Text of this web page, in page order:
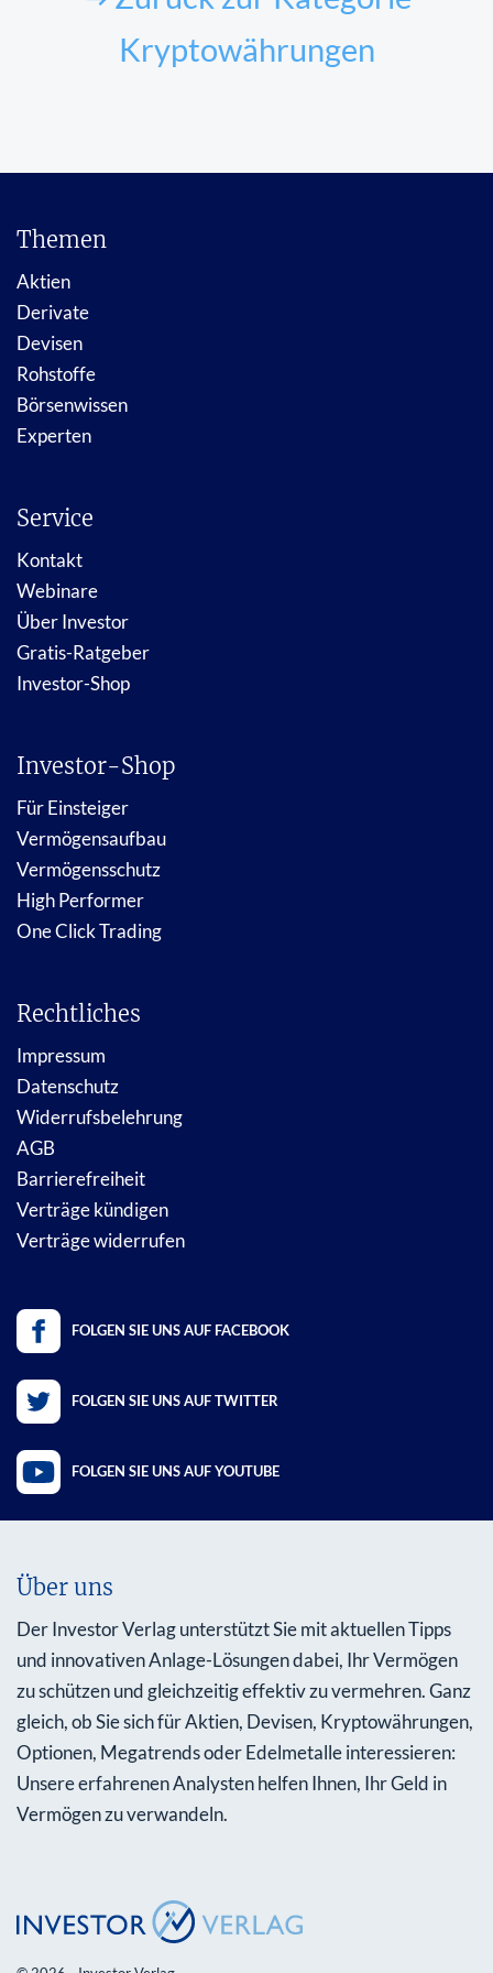
Kryptowährungen
Themen
Aktien
Derivate
Devisen
Rohstoffe
Börsenwissen
Experten
Service
Kontakt
Webinare
Über Investor
Gratis-Ratgeber
Investor-Shop
Investor-Shop
Für Einsteiger
Vermögensaufbau
Vermögensschutz
High Performer
One Click Trading
Rechtliches
Impressum
Datenschutz
Widerrufsbelehrung
AGB
Barrierefreiheit
Verträge kündigen
Verträge widerrufen
FOLGEN SIE UNS AUF FACEBOOK
FOLGEN SIE UNS AUF TWITTER
FOLGEN SIE UNS AUF YOUTUBE
Über uns
Der Investor Verlag unterstützt Sie mit aktuellen Tipps
und innovativen Anlage-Lösungen dabei, Ihr Vermögen
zu schützen und gleichzeitig effektiv zu vermehren. Ganz
gleich, ob Sie sich für Aktien, Devisen, Kryptowährungen,
Optionen, Megatrends oder Edelmetalle interessieren:
Unsere erfahrenen Analysten helfen Ihnen, Ihr Geld in
Vermögen zu verwandeln.